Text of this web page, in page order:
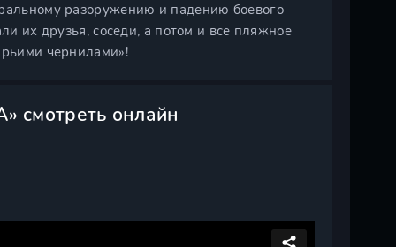
разоружению и падению боевого
их друзья, соседи, а потом и все пляжное
чернилами»!
смотреть онлайн